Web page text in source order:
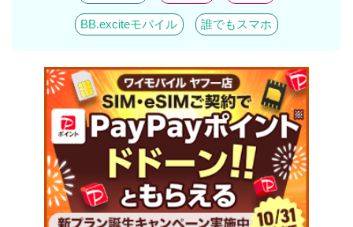
BB.exciteモバイル 誰でもスマホ